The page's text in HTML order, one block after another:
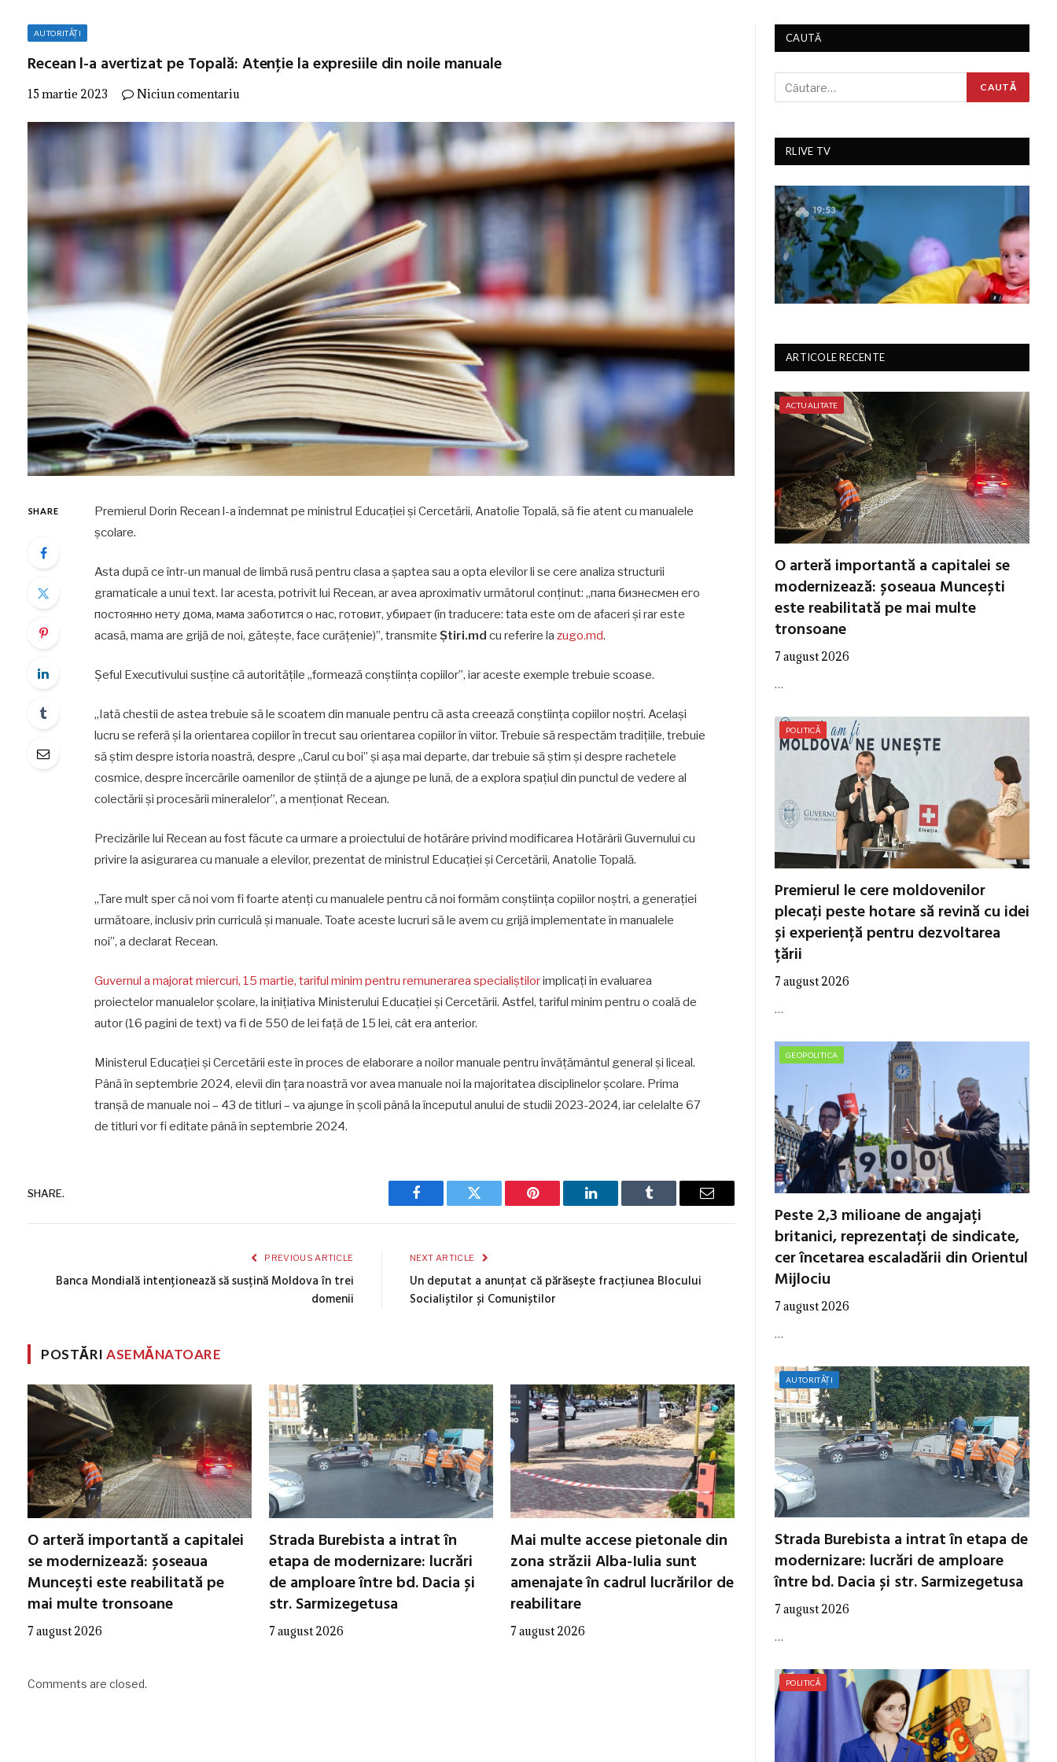
AUTORITĂȚI
Recean l-a avertizat pe Topală: Atenţie la expresiile din noile manuale
15 martie 2023 Niciun comentariu
SHARE
Premierul Dorin Recean l-a îndemnat pe ministrul Educației și Cercetării, Anatolie Topală, să fie atent cu manualele
școlare.
Asta după ce într-un manual de limbă rusă pentru clasa a șaptea sau a opta elevilor li se cere analiza structurii
gramaticale a unui text. Iar acesta, potrivit lui Recean, ar avea aproximativ următorul conținut: „папа бизнесмен его
постоянно нету дома, мама заботится о нас, готовит, убирает (în traducere: tata este om de afaceri și rar este
acasă, mama are grijă de noi, gătește, face curățenie)”, transmite Știri.md cu referire la zugo.md.
Şeful Executivului susţine că autoritățile „formează conștiința copiilor”, iar aceste exemple trebuie scoase.
„Iată chestii de astea trebuie să le scoatem din manuale pentru că asta creează conștiința copiilor noștri. Același
lucru se referă și la orientarea copiilor în trecut sau orientarea copiilor în viitor. Trebuie să respectăm tradițiile, trebuie
să știm despre istoria noastră, despre „Carul cu boi” și așa mai departe, dar trebuie să știm și despre rachetele
cosmice, despre încercările oamenilor de știință de a ajunge pe lună, de a explora spațiul din punctul de vedere al
colectării și procesării mineralelor”, a menţionat Recean.
Precizările lui Recean au fost făcute ca urmare a proiectului de hotărâre privind modificarea Hotărârii Guvernului cu
privire la asigurarea cu manuale a elevilor, prezentat de ministrul Educaţiei şi Cercetării, Anatolie Topală.
„Tare mult sper că noi vom fi foarte atenți cu manualele pentru că noi formăm conștiința copiilor noștri, a generației
următoare, inclusiv prin curriculă și manuale. Toate aceste lucruri să le avem cu grijă implementate în manualele
noi”, a declarat Recean.
Guvernul a majorat miercuri, 15 martie, tariful minim pentru remunerarea specialiștilorimplicați în evaluarea
proiectelor manualelor școlare, la inițiativa Ministerului Educației și Cercetării. Astfel, tariful minim pentru o coală de
autor (16 pagini de text) va fi de 550 de lei față de 15 lei, cât era anterior.
Ministerul Educației și Cercetării este în proces de elaborare a noilor manuale pentru învățământul general și liceal.
Până în septembrie 2024, elevii din țara noastră vor avea manuale noi la majoritatea disciplinelor școlare. Prima
tranșă de manuale noi – 43 de titluri – va ajunge în școli până la începutul anului de studii 2023-2024, iar celelalte 67
de titluri vor fi editate până în septembrie 2024.
SHARE.
Facebook Twitter Pinterest LinkedIn Tumblr Email
PREVIOUS ARTICLE
Banca Mondială intenționează să susțină Moldova în trei
domenii
NEXT ARTICLE
Un deputat a anunțat că părăsește fracțiunea Blocului
Socialiștilor și Comuniștilor
POSTĂRIASEMĂNATOARE
O arteră importantă a capitalei
se modernizează: șoseaua
Muncești este reabilitată pe
mai multe tronsoane
7 august 2026
Strada Burebista a intrat în
etapa de modernizare: lucrări
de amploare între bd. Dacia și
str. Sarmizegetusa
7 august 2026
Mai multe accese pietonale din
zona străzii Alba-Iulia sunt
amenajate în cadrul lucrărilor de
reabilitare
7 august 2026
Comments are closed.
CAUTĂ
RLIVE TV
ARTICOLE RECENTE
ACTUALITATE
O arteră importantă a capitalei se
modernizează: șoseaua Muncești
este reabilitată pe mai multe
tronsoane
7 august 2026
…
POLITICĂ
Premierul le cere moldovenilor
plecați peste hotare să revină cu idei
și experiență pentru dezvoltarea
țării
7 august 2026
…
GEOPOLITICA
Peste 2,3 milioane de angajați
britanici, reprezentați de sindicate,
cer încetarea escaladării din Orientul
Mijlociu
7 august 2026
…
AUTORITĂȚI
Strada Burebista a intrat în etapa de
modernizare: lucrări de amploare
între bd. Dacia și str. Sarmizegetusa
7 august 2026
…
POLITICĂ